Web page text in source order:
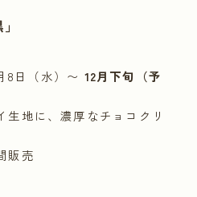
8日（水）〜 12月下旬（予
生地に、濃厚なチョコクリ
販売